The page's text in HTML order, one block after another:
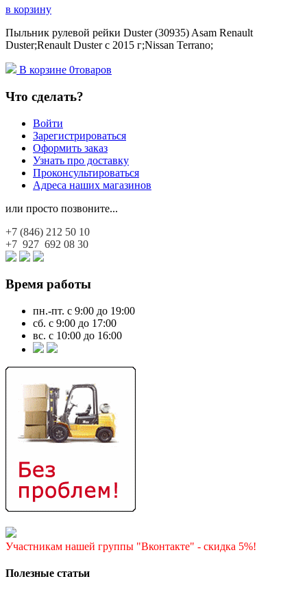
в корзину
Пыльник рулевой рейки Duster (30935) Asam Renault
Duster;Renault Duster с 2015 г;Nissan Terrano;
В корзине 0товаров
Что сделать?
Войти
Зарегистрироваться
Оформить заказ
Узнать про доставку
Проконсультироваться
Адреса наших магазинов
или просто позвоните...
+7 (846) 212 50 10
+7 927 692 08 30
Время работы
пн.-пт. с 9:00 до 19:00
сб. с 9:00 до 17:00
вс. с 10:00 до 16:00
Участникам нашей группы "Вконтакте" - скидка 5%!
Полезные статьи